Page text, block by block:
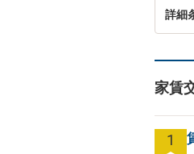
詳細
家賃
1